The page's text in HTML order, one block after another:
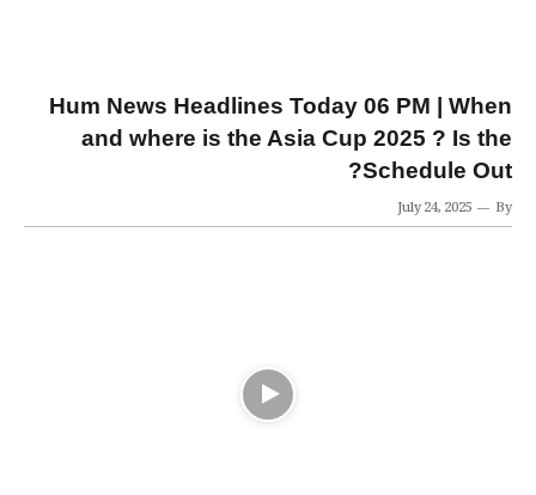
Hum News Headlines Today 06 PM | When
and where is the Asia Cup 2025 ? Is the
Schedule Out?
July 24, 2025 By